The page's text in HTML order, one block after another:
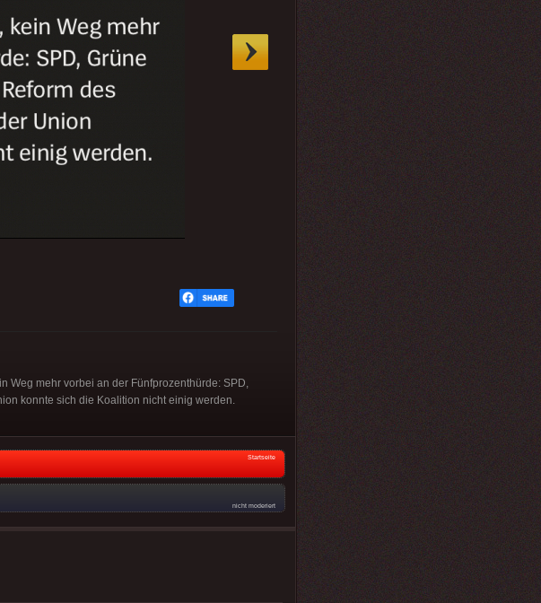
Weg mehr vorbei an der Fünfprozenthürde: SPD,
konnte sich die Koalition nicht einig werden.
Startseite
nicht moderiert